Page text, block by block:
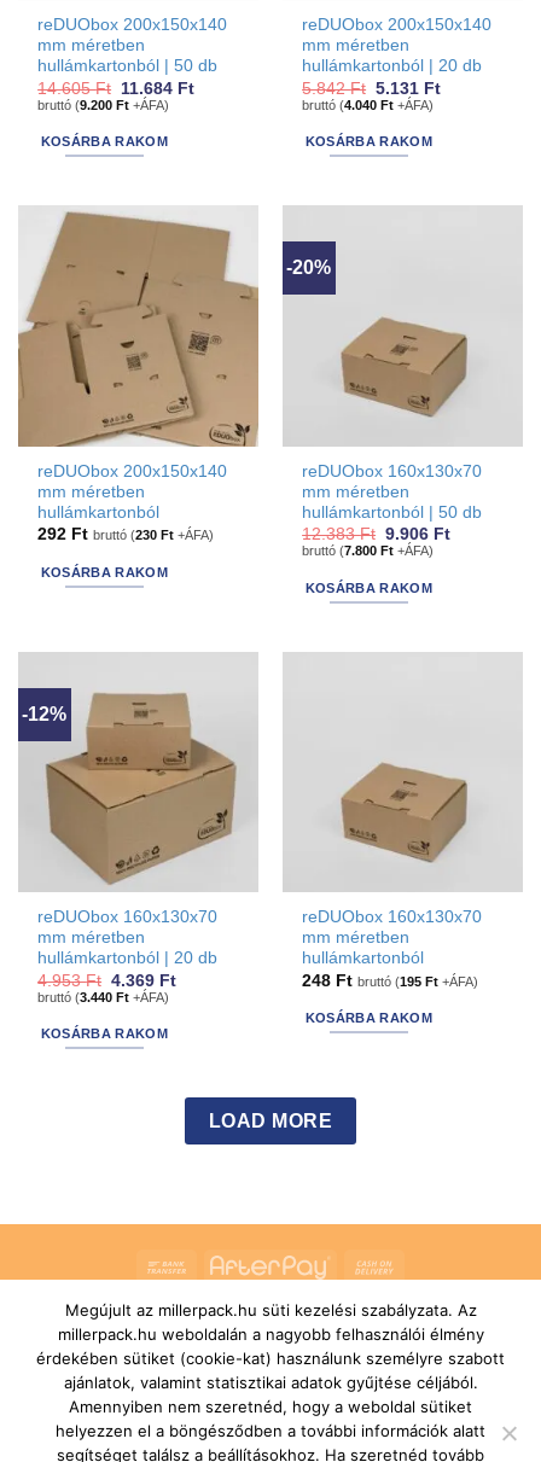
reDUObox 200x150x140
mm méretben
hullámkartonból | 50 db
14.605Ft Original
price
14.605 Ft.
11.684 FtCurrent
bruttó (9.200Ft +ÁFA)
KOSÁRBA RAKOM
reDUObox 200x150x140
mm méretben
hullámkartonból | 20 db
5.842Ft Original
price
5.842 Ft.
5.131 FtCurrent
bruttó (4.040Ft +ÁFA)
KOSÁRBA RAKOM
reDUObox 200x150x140
mm méretben
hullámkartonból
292 Ft bruttó (230Ft +ÁFA)
KOSÁRBA RAKOM
-20%
reDUObox 160x130x70
mm méretben
hullámkartonból | 50 db
12.383Ft Original
price
12.383 Ft.
9.906 FtCurrent
bruttó (7.800Ft +ÁFA)
KOSÁRBA RAKOM
-12%
reDUObox 160x130x70
mm méretben
hullámkartonból | 20 db
4.953Ft Original
price
4.953 Ft.
4.369 FtCurrent
bruttó (3.440Ft +ÁFA)
KOSÁRBA RAKOM
reDUObox 160x130x70
mm méretben
hullámkartonból
248 Ft bruttó (195Ft +ÁFA)
KOSÁRBA RAKOM
LOAD MORE
Bank
AfterPay
Delivery
RÓLUNK
ÁLTALÁNOS SZERZŐDÉSI FELTÉTELEK
SZÁLLÍTÁSI ÉS FIZETÉSI FELTÉTELEK
JOGI NYILATKOZAT
IMPRESSZUM
KAPCSOLAT
ÜGYFÉLSZOLGÁLAT
FELIRATKOZÁS HÍRLEVÉLRE
Copyright 2026 ©MILLERPACK.HUPowered byPrintroom Bt. -
Hungary
Megújult az millerpack.hu süti kezelési szabályzata. Az
millerpack.hu weboldalán a nagyobb felhasználói élmény
érdekében sütiket (cookie-kat) használunk személyre szabott
ajánlatok, valamint statisztikai adatok gyűjtése céljából.
Amennyiben nem szeretnéd, hogy a weboldal sütiket
helyezzen el a böngésződben a további információk alatt
segítséget találsz a beállításokhoz. Ha szeretnéd tovább